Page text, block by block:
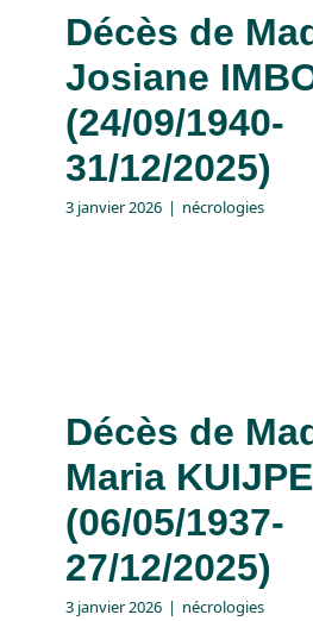
Décès de
Josiane
(24/09/1940-
31/12/2025)
3 janvier 2026 | nécrologies
Décès de
Maria
(06/05/1937-
27/12/2025)
3 janvier 2026 | nécrologies